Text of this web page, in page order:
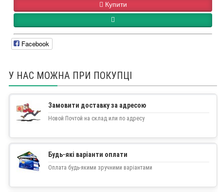
Купити
Facebook
У НАС МОЖНА ПРИ ПОКУПЦІ
Замовити доставку за адресою
Новой Почтой на склад или по адресу
Будь-які варіанти оплати
Оплата будь-якими зручними варіантами